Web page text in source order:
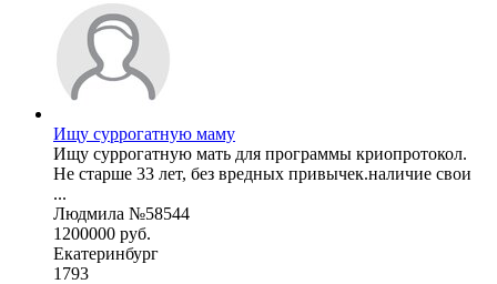
Ищу суррогатную маму
Ищу суррогатную мать для программы криопротокол.
Не старше 33 лет, без вредных привычек.наличие свои
...
Людмила №58544
1200000 руб.
Екатеринбург
1793